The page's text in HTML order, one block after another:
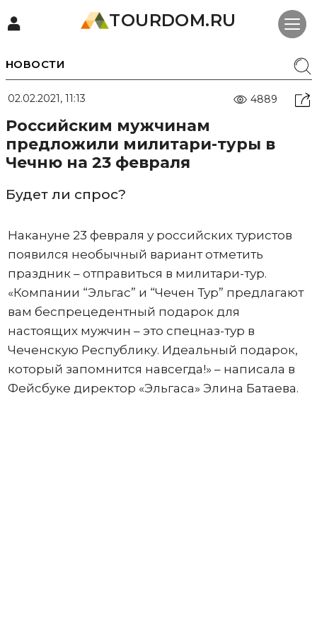
TOURDOM.RU
НОВОСТИ
02.02.2021, 11:13 4889
Российским мужчинам
предложили милитари-туры в
Чечню на 23 февраля
Будет ли спрос?
Накануне 23 февраля у российских туристов
появился необычный вариант отметить
праздник – отправиться в милитари-тур.
«Компании “Эльгас” и “Чечен Тур” предлагают
вам беспрецедентный подарок для
настоящих мужчин – это спецназ-тур в
Чеченскую Республику. Идеальный подарок,
который запомнится навсегда!» – написала в
Фейсбуке директор «Эльгаса» Элина Батаева.